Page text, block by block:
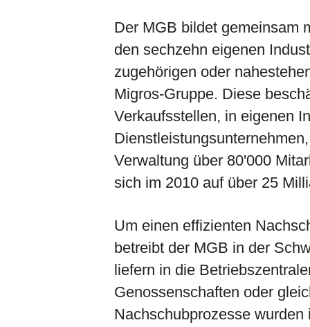
Der MGB bildet gemeinsam
den sechzehn eigenen
zugehörigen oder
Migros-Gruppe. Diese
Verkaufsstellen, in eigenen
Verwaltung über 80'000
sich im 2010 auf über 25
Um einen effizienten
betreibt der MGB in der
liefern in die
Genossenschaften oder
Nachschubprozesse